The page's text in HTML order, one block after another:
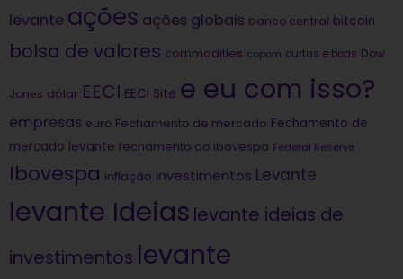
levante ações ações globais banco central bitcoin
bolsa de valores commodities copom curtas e boas Dow
Jones dólar EECI EECI Site e eu com isso?
empresas euro Fechamento de mercado Fechamento de
mercado levante fechamento do ibovespa Federal Reserve
Ibovespa inflação investimentos Levante
levante Ideias levante ideias de
investimentos levante